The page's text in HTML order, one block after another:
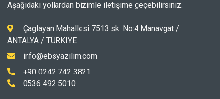
Aşağıdaki yollardan bizimle iletişime geçebilirsiniz.
Çaglayan Mahallesi 7513 sk. No:4 Manavgat /
ANTALYA / TÜRKIYE
info@ebsyazilim.com
+90 0242 742 3821
0536 492 5010